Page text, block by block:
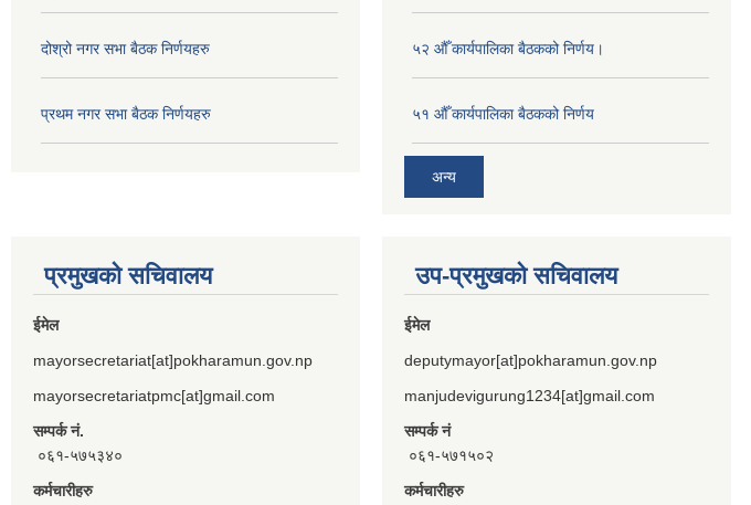
दोश्रो नगर सभा बैठक निर्णयहरु
प्रथम नगर सभा बैठक निर्णयहरु
५२ औँ कार्यपालिका बैठकको निर्णय।
५१ औँ कार्यपालिका बैठकको निर्णय
अन्य
प्रमुखको सचिवालय
ईमेल
mayorsecretariat[at]pokharamun.gov.np
mayorsecretariatpmc[at]gmail.com
सम्पर्क नं.
०६१-५७५३४०
कर्मचारीहरु
उप-प्रमुखको सचिवालय
ईमेल
deputymayor[at]pokharamun.gov.np
manjudevigurung1234[at]gmail.com
सम्पर्क नं
०६१-५७१५०२
कर्मचारीहरु